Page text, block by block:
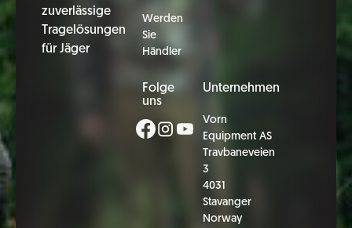
zuverlässige
Tragelösungen
für Jäger
Werden
Sie
Händler
Folge
uns
Unternehmen
Vorn
Equipment AS
Travbaneveien
3
4031
Stavanger
Norway